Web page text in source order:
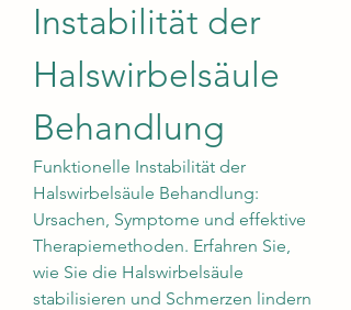
Instabilität der
Halswirbelsäule
Behandlung
Funktionelle Instabilität der
Halswirbelsäule Behandlung:
Ursachen, Symptome und effektive
Therapiemethoden. Erfahren Sie,
wie Sie die Halswirbelsäule
stabilisieren und Schmerzen lindern